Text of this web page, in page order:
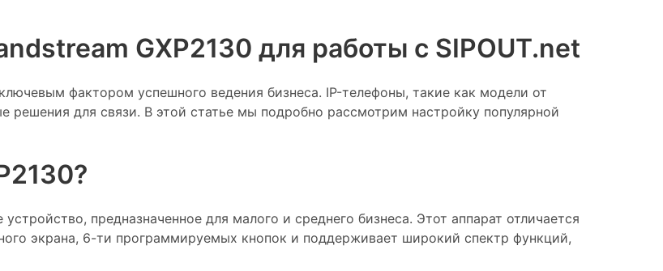
GXP2130 для работы с SIPOUT.net
фактором успешного ведения бизнеса. IP-телефоны, такие как модели от
решения для связи. В этой статье мы подробно рассмотрим настройку популярной
предназначенное для малого и среднего бизнеса. Этот аппарат отличается
экрана, 6-ти программируемых кнопок и поддерживает широкий спектр функций,